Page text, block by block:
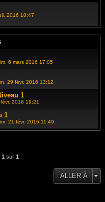
2016 10:47
6 mars 2016 17:05
29 févr. 2016 13:12
1
2016 19:21
1
21 févr. 2016 11:49
1 sur 1
ALLER À